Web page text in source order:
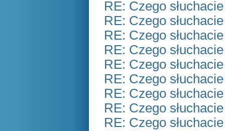
RE: Czego
RE: Czego
RE: Czego
RE: Czego
RE: Czego
RE: Czego
RE: Czego
RE: Czego
RE: Czego